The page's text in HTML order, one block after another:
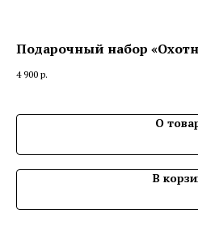
Подарочный набор
4 900 р.
О
В